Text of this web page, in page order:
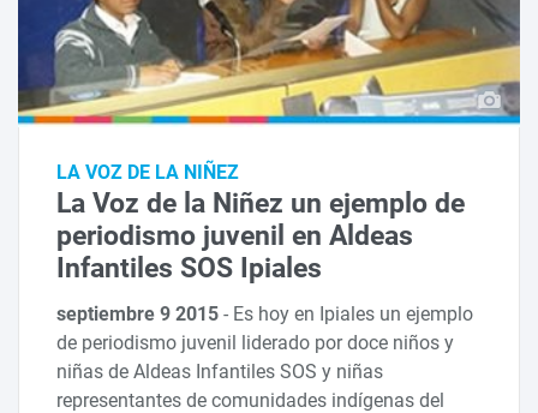
LA VOZ DE LA NIÑEZ
La Voz de la Niñez un ejemplo de
periodismo juvenil en Aldeas
Infantiles SOS Ipiales
septiembre 9 2015- Es hoy en Ipiales un ejemplo
de periodismo juvenil liderado por doce niños y
niñas de Aldeas Infantiles SOS y niñas
representantes de comunidades indígenas del